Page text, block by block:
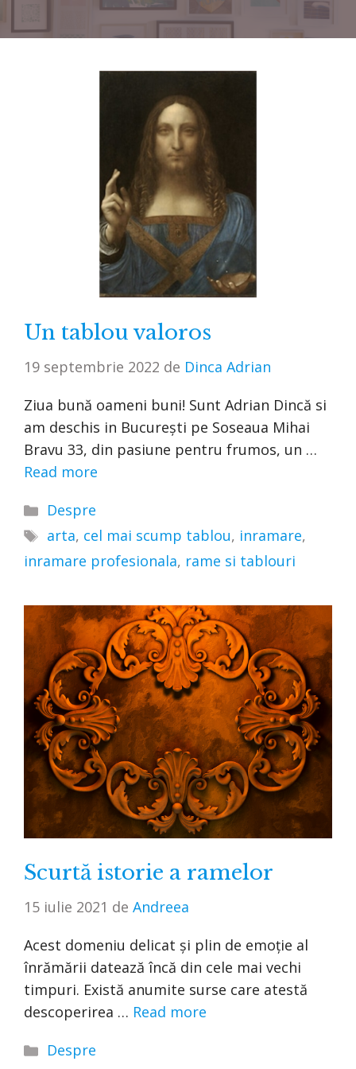
Un tablou valoros
19 septembrie 2022 de Dinca Adrian
Ziua bună oameni buni! Sunt Adrian Dincă si
am deschis in București pe Soseaua Mihai
Bravu 33, din pasiune pentru frumos, un …
Read more
Categorii
Despre
Etichete
arta, cel mai scump tablou, inramare,
inramare profesionala, rame si tablouri
Scurtă istorie a ramelor
15 iulie 2021 de Andreea
Acest domeniu delicat și plin de emoție al
înrămării datează încă din cele mai vechi
timpuri. Există anumite surse care atestă
descoperirea … Read more
Categorii
Despre